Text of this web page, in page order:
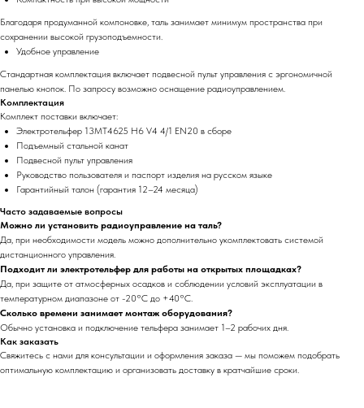
Благодаря продуманной компоновке, таль занимает минимум пространства при
сохранении высокой грузоподъемности.
Удобное управление
Стандартная комплектация включает подвесной пульт управления с эргономичной
панелью кнопок. По запросу возможно оснащение радиоуправлением.
Комплектация
Комплект поставки включает:
Электротельфер 13MT4625 H6 V4 4/1 EN20 в сборе
Подъемный стальной канат
Подвесной пульт управления
Руководство пользователя и паспорт изделия на русском языке
Гарантийный талон (гарантия 12–24 месяца)
Часто задаваемые вопросы
Можно ли установить радиоуправление на таль?
Да, при необходимости модель можно дополнительно укомплектовать системой
дистанционного управления.
Подходит ли электротельфер для работы на открытых площадках?
Да, при защите от атмосферных осадков и соблюдении условий эксплуатации в
температурном диапазоне от -20°C до +40°C.
Сколько времени занимает монтаж оборудования?
Обычно установка и подключение тельфера занимает 1–2 рабочих дня.
Как заказать
Свяжитесь с нами для консультации и оформления заказа — мы поможем подобрать
оптимальную комплектацию и организовать доставку в кратчайшие сроки.